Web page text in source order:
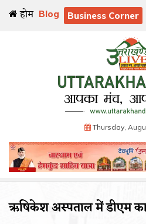
होम Blog Business Corner
Thursday,
ऋषिकेश अस्पताल में डीएम